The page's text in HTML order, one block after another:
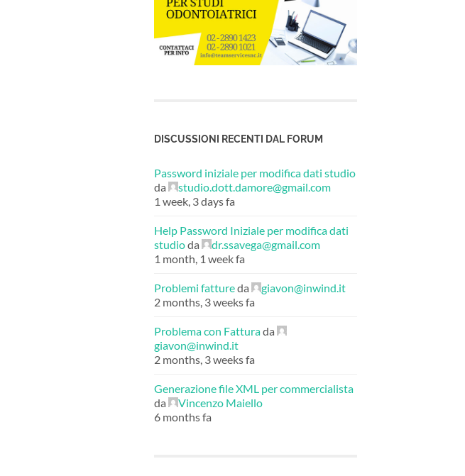
DISCUSSIONI RECENTI DAL FORUM
Password iniziale per modifica dati studio
da
studio.dott.damore@gmail.com
1 week, 3 days fa
Help Password Iniziale per modifica dati
studioda
dr.ssavega@gmail.com
1 month, 1 week fa
Problemi fattureda
giavon@inwind.it
2 months, 3 weeks fa
Problema con Fatturada
giavon@inwind.it
2 months, 3 weeks fa
Generazione file XML per commercialista
da
Vincenzo Maiello
6 months fa